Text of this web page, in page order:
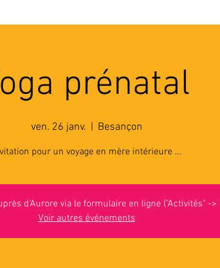
prénatal
ven. 26 janv. Besançon
pour un voyage en mère intérieure ...
d'Aurore via le formulaire en ligne ("Activités" ->
Voir autres événements